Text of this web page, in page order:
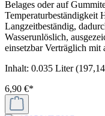
Belages oder auf
Temperaturbeständigkeit
Langzeitbeständig,
Wasserunlöslich,
einsetzbar Verträglich mit
Inhalt: 0.035 Liter
6,90 €*